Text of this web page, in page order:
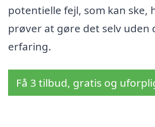
potentielle fejl, som kan ske,
prøver at gøre det selv uden
erfaring.
Få 3 tilbud, gratis og